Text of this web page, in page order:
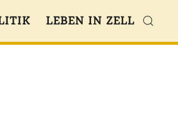
LEBEN IN ZELL